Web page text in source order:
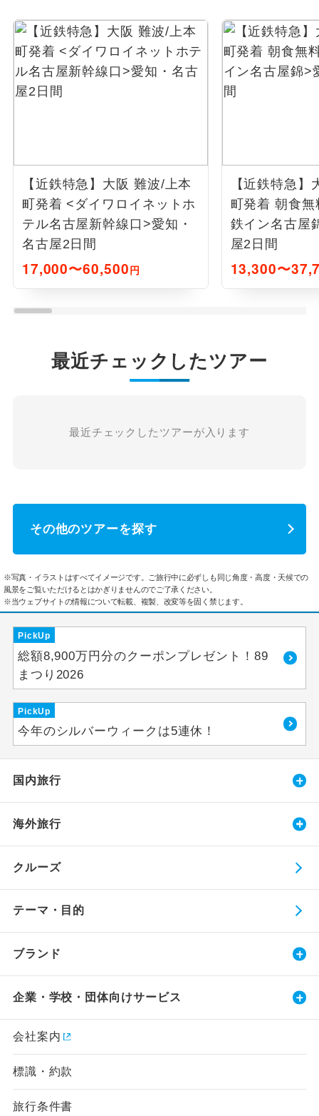
【近鉄特急】大阪 難波/上本
町発着 <ダイワロイネットホ
テル名古屋新幹線口>愛知・
名古屋2日間
17,000〜60,500円
【近鉄特急
町発着 朝食
鉄イン名古屋
屋2日間
13,300〜
最近チェックしたツアー
最近チェックしたツアーが入ります
その他のツアーを探す
※写真・イラストはすべてイメージです。ご旅行中に必ずしも同じ角度・高度・天候での
風景をご覧いただけるとはかぎりませんのでご了承ください。
※当ウェブサイトの情報について転載、複製、改変等を固く禁じます。
PickUp
総額8,900万円分のクーポンプレゼント！89
まつり2026
PickUp
今年のシルバーウィークは5連休！
国内旅行
海外旅行
クルーズ
テーマ・目的
ブランド
企業・学校・団体向けサービス
会社案内
標識・約款
旅行条件書